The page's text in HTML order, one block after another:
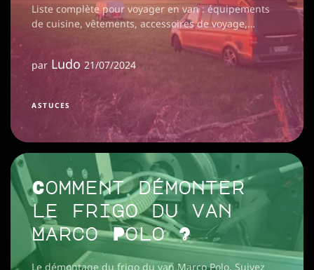
Liste complète pour voyager en van : équipements
de cuisine, vêtements, accessoires de voyage,
hygiène, et plus. Préparez-vous à explorer
par Ludo 21/07/2024
ASTUCES
Comment démonter
le frigo du van
Marco Polo ?
Le démontage du frigo du van Marco Polo. Suivez